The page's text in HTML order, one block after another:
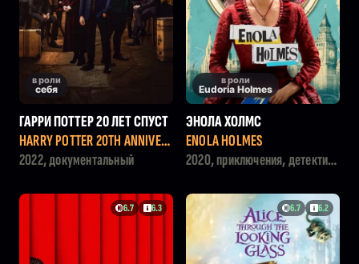
в роли
себя
ГАРРИ ПОТТЕР 20 ЛЕТ СПУСТ
Я: ВОЗВРАЩЕНИЕ В ХОГВАРТС
HARRY POTTER 20TH ANNIVER
SARY: RETURN TO HOGWARTS
2022, документальный
в роли
Eudoria Holmes
ЭНОЛА ХОЛМС
ENOLA HOLMES
2020, приключения, детектив,
6.7 6.3 6.7 6.2